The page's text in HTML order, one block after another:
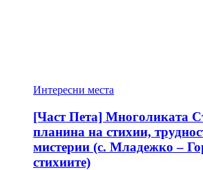
Интересни места
[Част Пета] Многоликата
планина на стихии,
мистерии (с. Младежко –
стихиите)